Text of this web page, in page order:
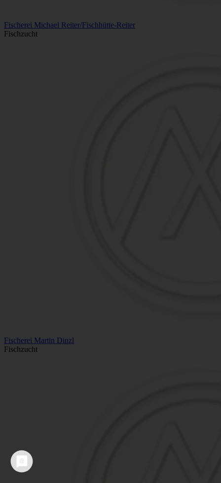
Fischerei Michael Reiter/Fischhütte-Reiter
Fischzucht
Fischerei Martin Dinzl
Fischzucht